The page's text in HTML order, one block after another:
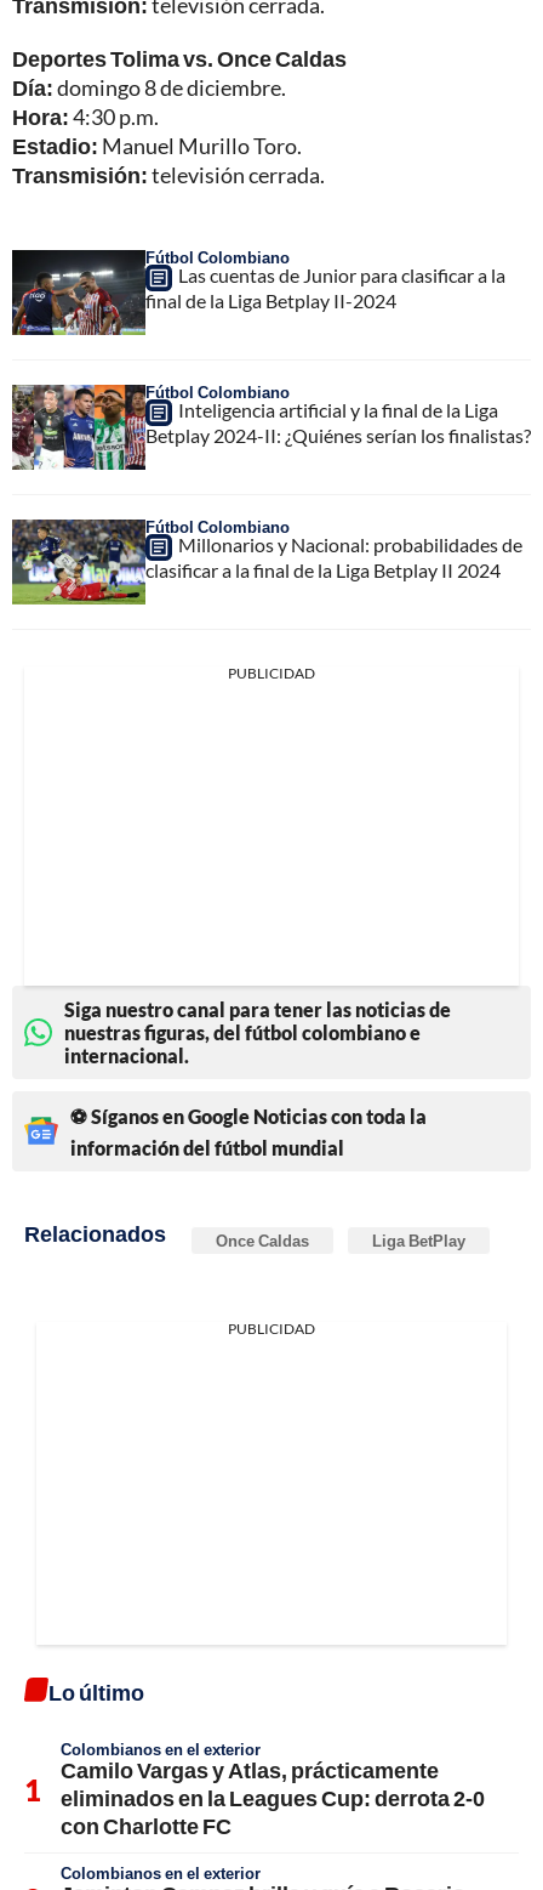
Deportes Tolima vs. Once Caldas
Día:domingo 8 de diciembre.
Hora:4:30 p.m.
Estadio: Manuel Murillo Toro.
Transmisión:televisión cerrada.
Fútbol Colombiano
Las cuentas de Junior para clasificar a la
final de la Liga Betplay II-2024
Fútbol Colombiano
Inteligencia artificial y la final de la Liga
Betplay 2024-II: ¿Quiénes serían los finalistas?
Fútbol Colombiano
Millonarios y Nacional: probabilidades de
clasificar a la final de la Liga Betplay II 2024
PUBLICIDAD
Siga nuestro canal para tener las noticias de
nuestras figuras, del fútbol colombiano e
internacional.
⚽ Síganos en Google Noticias con toda la
información del fútbol mundial
Relacionados Once Caldas Liga BetPlay
PUBLICIDAD
Lo último
Colombianos en el exterior
Camilo Vargas y Atlas, prácticamente
eliminados en la Leagues Cup: derrota 2-0
con Charlotte FC
Colombianos en el exterior